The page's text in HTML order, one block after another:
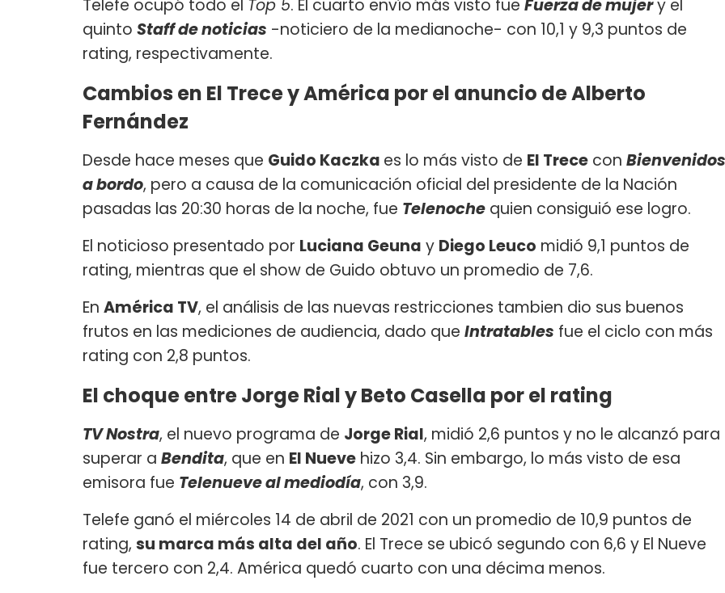
Telefe ocupó todo el Top 5. El cuarto envío más visto fue Fuerza de mujery el
quinto Staff de noticias -noticiero de la medianoche- con 10,1 y 9,3 puntos de
rating, respectivamente.
Cambios en El Trece y América por el anuncio de Alberto
Fernández
Desde hace meses que Guido Kaczka es lo más visto de El Trece con Bienvenidos
a bordo, pero a causa de la comunicación oficial del presidente de la Nación
pasadas las 20:30 horas de la noche, fue Telenoche quien consiguió ese logro.
El noticioso presentado por Luciana Geuna y Diego Leuco midió 9,1 puntos de
rating, mientras que el show de Guido obtuvo un promedio de 7,6.
En América TV, el análisis de las nuevas restricciones tambien dio sus buenos
frutos en las mediciones de audiencia, dado que Intratables fue el ciclo con más
rating con 2,8 puntos.
El choque entre Jorge Rial y Beto Casella por el rating
TV Nostra, el nuevo programa de Jorge Rial, midió 2,6 puntos y no le alcanzó para
superar a Bendita, que en El Nueve hizo 3,4. Sin embargo, lo más visto de esa
emisora fue Telenueve al mediodía, con 3,9.
Telefe ganó el miércoles 14 de abril de 2021 con un promedio de 10,9 puntos de
rating, su marca más alta del año. El Trece se ubicó segundo con 6,6 y El Nueve
fue tercero con 2,4. América quedó cuarto con una décima menos.